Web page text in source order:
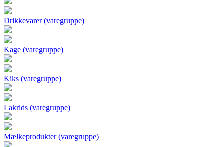
Drikkevarer (varegruppe)
Kage (varegruppe)
Kiks (varegruppe)
Lakrids (varegruppe)
Mælkeprodukter (varegruppe)